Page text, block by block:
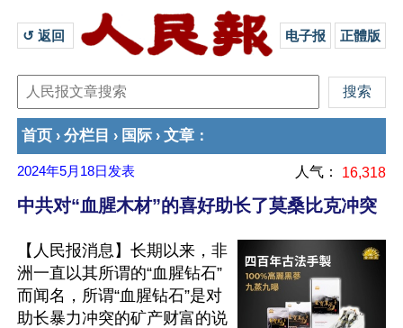
↺ 返回 电子报 正體版
首页 › 分栏目 › 国际 › 文章 ：
2024年5月18日 发表 人气： 16,318
中共对“血腥木材”的喜好助长了莫桑比克冲突
【人民报消息】长期以来，非
洲一直以其所谓的“血腥钻石”
而闻名，所谓“血腥钻石”是对
助长暴力冲突的矿产财富的说